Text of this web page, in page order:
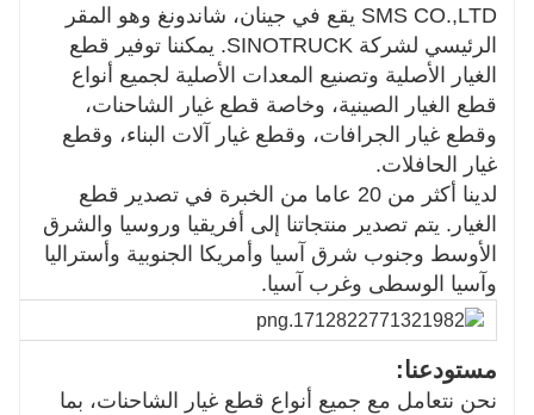
SMS CO.,LTD يقع في جينان، شاندونغ وهو المقر
الرئيسي لشركة SINOTRUCK. يمكننا توفير قطع
الغيار الأصلية وتصنيع المعدات الأصلية لجميع أنواع
قطع الغيار الصينية، وخاصة قطع غيار الشاحنات،
وقطع غيار الجرافات، وقطع غيار آلات البناء، وقطع
غيار الحافلات.
لدينا أكثر من 20 عاما من الخبرة في تصدير قطع
الغيار. يتم تصدير منتجاتنا إلى أفريقيا وروسيا والشرق
الأوسط وجنوب شرق آسيا وأمريكا الجنوبية وأستراليا
وآسيا الوسطى وغرب آسيا.
مستودعنا:
نحن نتعامل مع جميع أنواع قطع غيار الشاحنات، بما